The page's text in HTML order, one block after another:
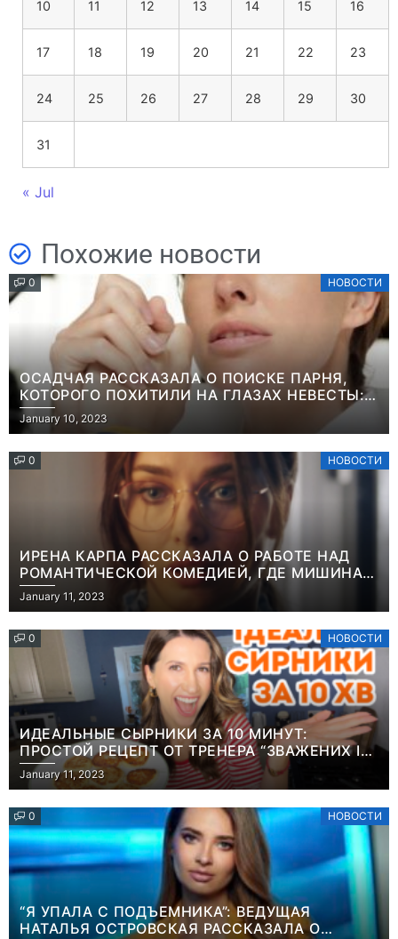
10 11 12 13 14 15 16
17 18 19 20 21 22 23
24 25 26 27 28 29 30
31
« Jul
Похожие новости
0 НОВОСТИ
ОСАДЧАЯ РАССКАЗАЛА О ПОИСКЕ ПАРНЯ,
КОТОРОГО ПОХИТИЛИ НА ГЛАЗАХ НЕВЕСТЫ:
“ОН ВЕСЬ УДАР ПРИНЯЛ НА СЕБЯ”
January 10, 2023
0 НОВОСТИ
ИРЕНА КАРПА РАССКАЗАЛА О РАБОТЕ НАД
РОМАНТИЧЕСКОЙ КОМЕДИЕЙ, ГДЕ МИШИНА В
РОЛИ МАТЕРИ-ОДИНОЧКИ
January 11, 2023
0 НОВОСТИ
ИДЕАЛЬНЫЕ СЫРНИКИ ЗА 10 МИНУТ:
ПРОСТОЙ РЕЦЕПТ ОТ ТРЕНЕРА “ЗВАЖЕНИХ І
ЩАСЛИВИХ” АНИТЫ ЛУЦЕНКО
January 11, 2023
0 НОВОСТИ
“Я УПАЛА С ПОДЪЕМНИКА”: ВЕДУЩАЯ
НАТАЛЬЯ ОСТРОВСКАЯ РАССКАЗАЛА О